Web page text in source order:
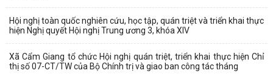
Hội nghị toàn quốc nghiên cứu, học tập, quán triệt và triển khai thực
hiện Nghị quyết Hội nghị Trung ương 3, khóa XIV
Xã Cẩm Giang tổ chức Hội nghị quán triệt, triển khai thực hiện Chỉ
thị số 07-CT/TW của Bộ Chính trị và giao ban công tác tháng